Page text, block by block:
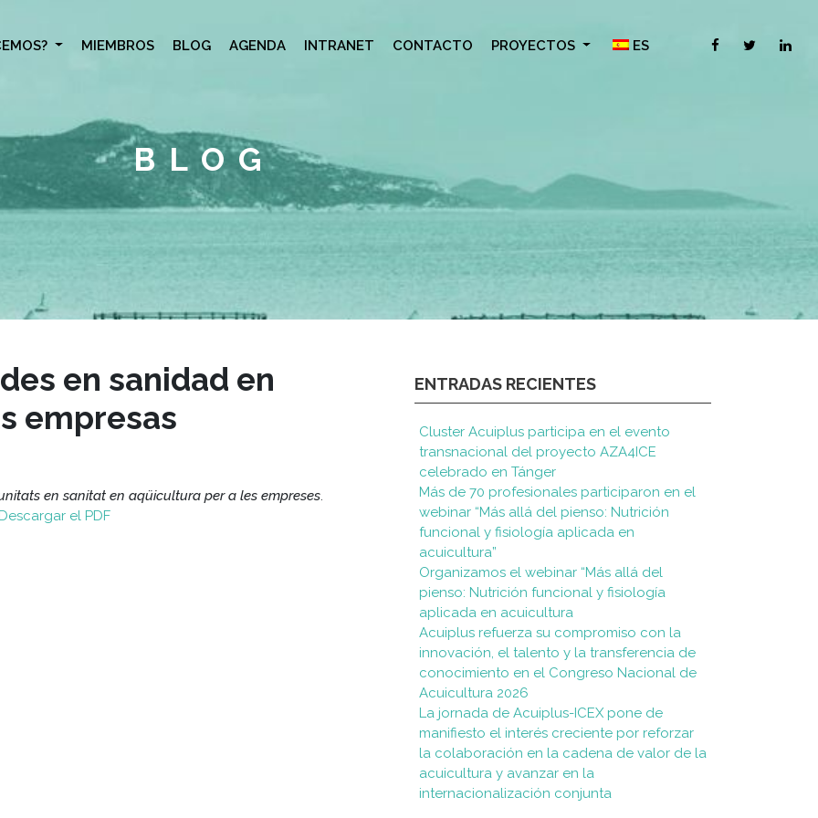
MIEMBROS BLOG AGENDA INTRANET CONTACTO PROYECTOS ES
BLOG
en sanidad en
empresas
en sanitat en aqüicultura per a les empreses
Descargar el PDF
ENTRADAS RECIENTES
Cluster Acuiplus participa en el evento
transnacional del proyecto AZA4ICE
celebrado en Tánger
Más de 70 profesionales participaron en el
webinar “Más allá del pienso: Nutrición
funcional y fisiología aplicada en
acuicultura”
Organizamos el webinar “Más allá del
pienso: Nutrición funcional y fisiología
aplicada en acuicultura
Acuiplus refuerza su compromiso con la
innovación, el talento y la transferencia de
conocimiento en el Congreso Nacional de
Acuicultura 2026
La jornada de Acuiplus-ICEX pone de
manifiesto el interés creciente por reforzar
la colaboración en la cadena de valor de la
acuicultura y avanzar en la
internacionalización conjunta